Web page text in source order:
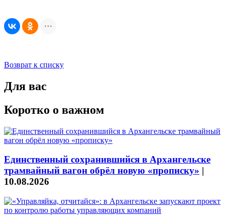
Возврат к списку
Для вас
Коротко о важном
Единственный сохранившийся в Архангельске
трамвайный вагон обрёл новую «прописку» |
10.08.2026